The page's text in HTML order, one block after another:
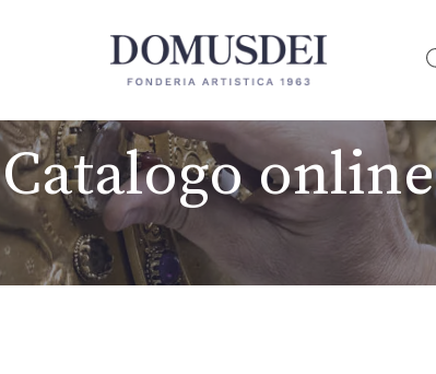
Catalogo online